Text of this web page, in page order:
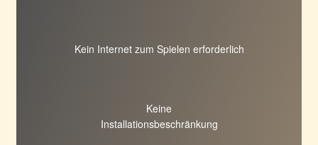
Kein Internet zum Spielen erforderlich
Keine
Installationsbeschränkung